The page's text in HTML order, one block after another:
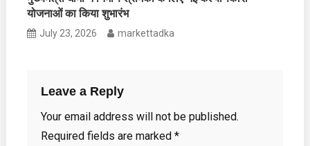
योजनाओं का किया शुभारंभ
July 23, 2026 markettadka
Leave a Reply
Your email address will not be published.
Required fields are marked *